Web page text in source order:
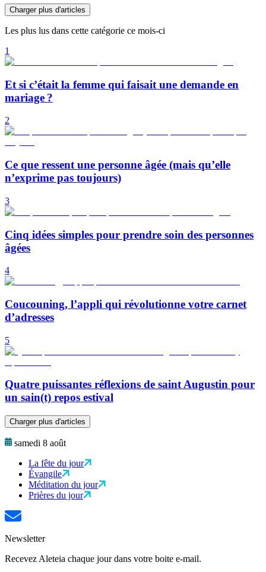
Charger plus d'articles
Les plus lus dans cette catégorie ce mois-ci
1
Et si c’était la femme qui faisait une demande en
mariage ?
2
Ce que ressent une personne âgée (mais qu’elle
n’exprime pas toujours)
3
Cinq idées simples pour prendre soin des personnes
âgées
4
Coucouning, l’appli qui révolutionne votre carnet
d’adresses
5
Quatre puissantes réflexions de saint Augustin pour
un sain(t) repos estival
Charger plus d'articles
samedi 8 août
La fête du jour
Évangile
Méditation du jour
Prières du jour
Newsletter
Recevez Aleteia chaque jour dans votre boite e-mail.